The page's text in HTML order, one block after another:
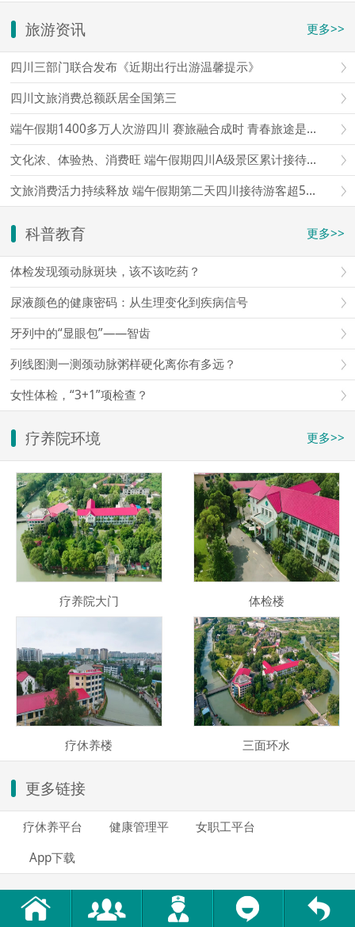
旅游资讯 更多>>
四川三部门联合发布《近期出行出游温馨提示》
四川文旅消费总额跃居全国第三
端午假期1400多万人次游四川 赛旅融合成时 青春旅途是亮点
文化浓、体验热、消费旺 端午假期四川A级景区累计接待游客超1497万人次
文旅消费活力持续释放 端午假期第二天四川接待游客超565万人次
科普教育 更多>>
体检发现颈动脉斑块，该不该吃药？
尿液颜色的健康密码：从生理变化到疾病信号
牙列中的“显眼包”——智齿
列线图测一测颈动脉粥样硬化离你有多远？
女性体检，“3+1”项检查？
疗养院环境 更多>>
疗养院大门 体检楼
疗休养楼 三面环水
更多链接
疗休养平台 健康管理平
女职工平台
App下载